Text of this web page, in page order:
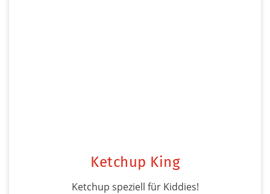
Ketchup King
Ketchup speziell für Kiddies!